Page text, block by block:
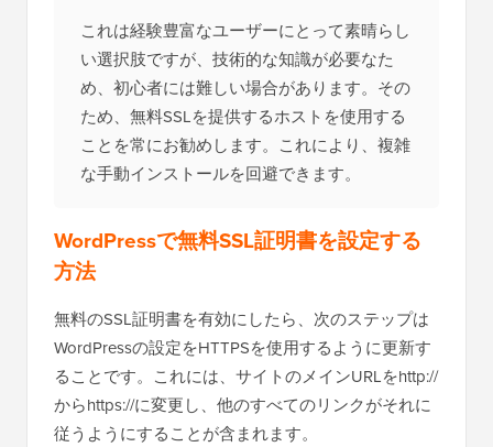
これは経験豊富なユーザーにとって素晴らし
い選択肢ですが、技術的な知識が必要なた
め、初心者には難しい場合があります。その
ため、無料SSLを提供するホストを使用する
ことを常にお勧めします。これにより、複雑
な手動インストールを回避できます。
WordPressで無料SSL証明書を設定する
方法
無料のSSL証明書を有効にしたら、次のステップは
WordPressの設定をHTTPSを使用するように更新す
ることです。これには、サイトのメインURLをhttp://
からhttps://に変更し、他のすべてのリンクがそれに
従うようにすることが含まれます。